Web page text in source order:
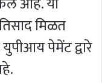
मिळत
पेमेंट द्वारे